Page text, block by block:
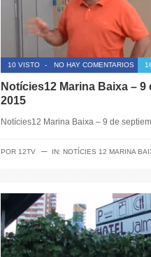
10 VISTO - NO HAY COMENTARIOS
Notícies12 Marina Baixa –
2015
Notícies12 Marina Baixa – 9 de
POR 12TV ─ IN: NOTÍCIES 12 MARINA